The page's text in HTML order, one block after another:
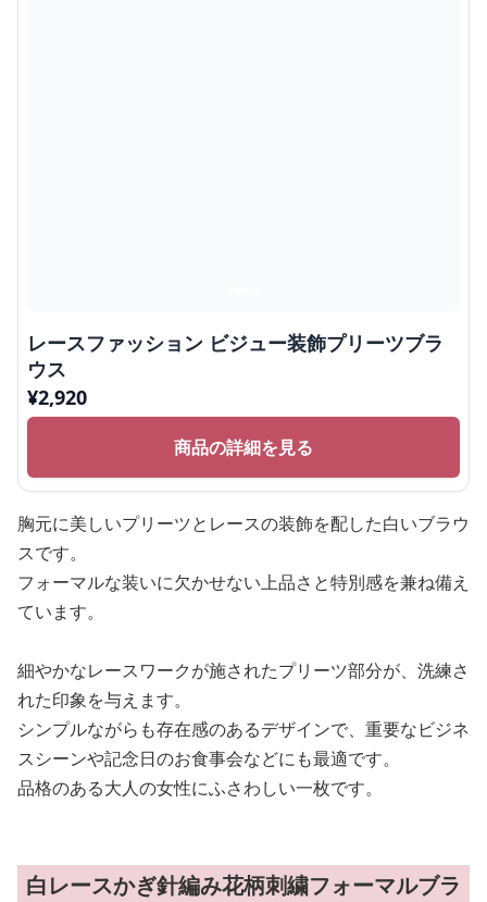
レースファッション ビジュー装飾プリーツブラ
ウス
¥2,920
商品の詳細を見る
胸元に美しいプリーツとレースの装飾を配した白いブラウ
スです。
フォーマルな装いに欠かせない上品さと特別感を兼ね備え
ています。
細やかなレースワークが施されたプリーツ部分が、洗練さ
れた印象を与えます。
シンプルながらも存在感のあるデザインで、重要なビジネ
スシーンや記念日のお食事会などにも最適です。
品格のある大人の女性にふさわしい一枚です。
白レースかぎ針編み花柄刺繍フォーマルブラ